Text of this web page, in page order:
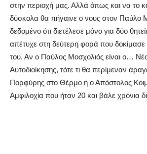
στην περιοχή μας. Αλλά όπως και να το
δύσκολα θα πήγαινε ο νους στον Παύλο
δεδομένο ότι διετέλεσε μόνο για δύο
απέτυχε στη δεύτερη φορά που
του. Αν ο Παύλος Μοσχολιός είναι ο…
Αυτοδιοίκησης, τότε τι θα περίμεναν
Πορφύρης στο Θέρμο ή ο Απόστολος
Αμφιλοχία που ήταν 20 και βάλε χρόνια